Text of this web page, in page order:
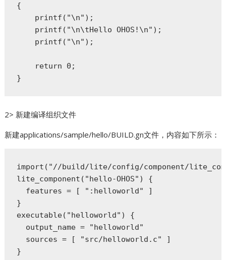
{
    printf("\n");
    printf("\n\tHello OHOS!\n");
    printf("\n");
    return 0;
}
2> 新建编译组织文件
新建applications/sample/hello/BUILD.gn文件，内容如下所示：
import("//build/lite/config/component/
lite_component("hello-OHOS") {
  features = [ ":helloworld" ]
}
executable("helloworld") {
  output_name = "helloworld"
  sources = [ "src/helloworld.c" ]
}